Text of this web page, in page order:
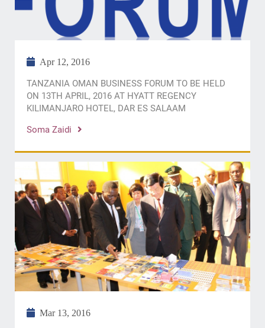
Apr 12, 2016
TANZANIA OMAN BUSINESS FORUM TO BE HELD
ON 13TH APRIL, 2016 AT HYATT REGENCY
KILIMANJARO HOTEL, DAR ES SALAAM
Soma Zaidi
Mar 13, 2016